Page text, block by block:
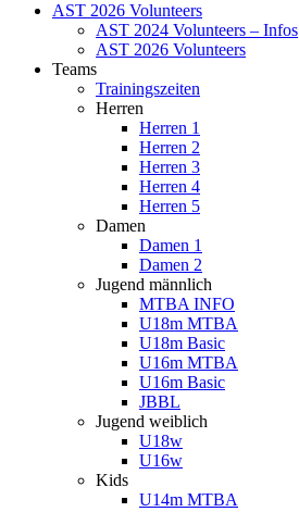
AST 2026 Volunteers
AST 2024 Volunteers – Infos
AST 2026 Volunteers
Teams
Trainingszeiten
Herren
Herren 1
Herren 2
Herren 3
Herren 4
Herren 5
Damen
Damen 1
Damen 2
Jugend männlich
MTBA INFO
U18m MTBA
U18m Basic
U16m MTBA
U16m Basic
JBBL
Jugend weiblich
U18w
U16w
Kids
U14m MTBA